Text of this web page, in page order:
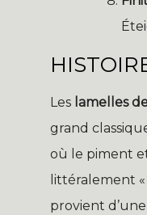
Les lamelles
grand
où le piment
littéralement
provient